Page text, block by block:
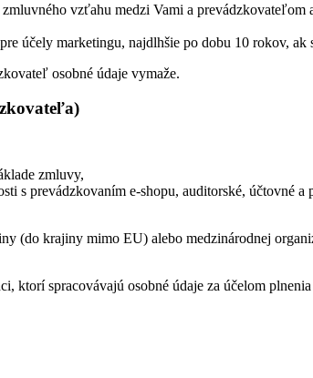
vzťahu medzi Vami a
účely marketingu, najdlhšie po dobu 10 rokov, ak
osobné údaje vymaže.
zmluvy,
s prevádzkovaním e-shopu, auditorské, účtovné a
(do krajiny mimo EU) alebo medzinárodnej
ktorí spracovávajú osobné údaje za účelom